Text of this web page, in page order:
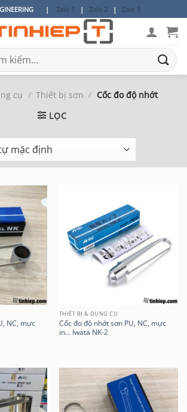
| Zalo 1 | Zalo 2| Zalo 3
cụ / Thiết bị sơn / Cốc đo độ nhớt
LỌC
NC, mực
THIẾT BỊ & DỤNG CỤ
Cốc đo độ nhớt sơn PU, NC, mực
in… Iwata NK-2